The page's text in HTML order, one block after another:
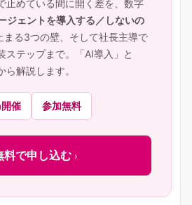
止めている間に開く差を、数字
ジェントを導入する／しないの
まる3つの壁、そして社長主導で
ステップまで。「AI導入」と
ら解説します。
催 参加無料
料で申し込む ›